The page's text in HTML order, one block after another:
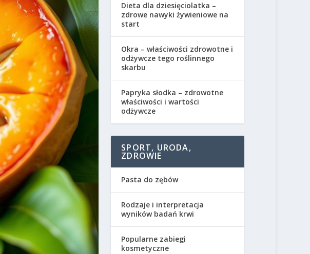
Dieta dla dziesięciolatka –
zdrowe nawyki żywieniowe na
start
Okra – właściwości zdrowotne i
odżywcze tego roślinnego
skarbu
Papryka słodka – zdrowotne
właściwości i wartości
odżywcze
SPORT, URODA,
ZDROWIE
Pasta do zębów
Rodzaje i interpretacja
wyników badań krwi
Popularne zabiegi
kosmetyczne